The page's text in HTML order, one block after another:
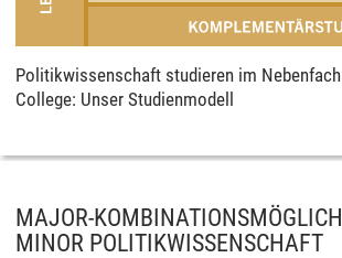
Politikwissenschaft studieren im
College: Unser Studienmodell
MAJOR-
MINOR POLITIKWISSENSCHAFT